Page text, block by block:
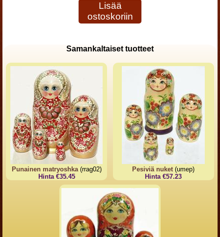
Lisää
ostoskoriin
Samankaltaiset tuotteet
Punainen matryoshka(rrag02)
Hinta €35.45
Pesiviä nuket(umep)
Hinta €57.23